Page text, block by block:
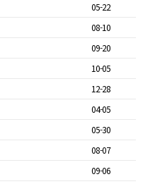
05-22
08-10
09-20
10-05
12-28
04-05
05-30
08-07
09-06